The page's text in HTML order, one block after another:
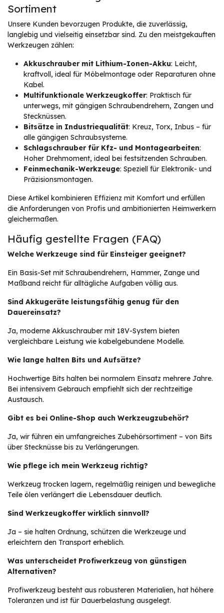
Sortiment
Unsere Kunden bevorzugen Produkte, die zuverlässig,
langlebig und vielseitig einsetzbar sind. Zu den meistgekauften
Werkzeugen zählen:
Akkuschrauber mit Lithium-Ionen-Akku: Leicht,
kraftvoll, ideal für Möbelmontage oder Reparaturen ohne
Kabel.
Multifunktionale Werkzeugkoffer: Praktisch für
unterwegs, mit gängigen Schraubendrehern, Zangen und
Stecknüssen.
Bitsätze in Industriequalität: Kreuz, Torx, Inbus – für
alle gängigen Schraubsysteme.
Schlagschrauber für Kfz- und Montagearbeiten:
Hoher Drehmoment, ideal bei festsitzenden Schrauben.
Feinmechanik-Werkzeuge: Speziell für Elektronik- und
Präzisionsmontagen.
Diese Artikel kombinieren Effizienz mit Komfort und erfüllen
die Anforderungen von Profis und ambitionierten Heimwerkern
gleichermaßen.
Häufig gestellte Fragen (FAQ)
Welche Werkzeuge sind für Einsteiger geeignet?
Ein Basis-Set mit Schraubendrehern, Hammer, Zange und
Maßband reicht für alltägliche Aufgaben völlig aus.
Sind Akkugeräte leistungsfähig genug für den
Dauereinsatz?
Ja, moderne Akkuschrauber mit 18V-System bieten
vergleichbare Leistung wie kabelgebundene Modelle.
Wie lange halten Bits und Aufsätze?
Hochwertige Bits halten bei normalem Einsatz mehrere Jahre.
Bei intensivem Gebrauch empfiehlt sich der rechtzeitige
Austausch.
Gibt es bei Online-Shop auch Werkzeugzubehör?
Ja, wir führen ein umfangreiches Zubehörsortiment – von Bits
über Stecknüsse bis zu Verlängerungen.
Wie pflege ich mein Werkzeug richtig?
Werkzeug trocken lagern, regelmäßig reinigen und bewegliche
Teile ölen verlängert die Lebensdauer deutlich.
Sind Werkzeugkoffer wirklich sinnvoll?
Ja – sie halten Ordnung, schützen die Werkzeuge und
erleichtern den Transport erheblich.
Was unterscheidet Profiwerkzeug von günstigen
Alternativen?
Profiwerkzeug besteht aus robusteren Materialien, hat höhere
Toleranzen und ist für Dauerbelastung ausgelegt.